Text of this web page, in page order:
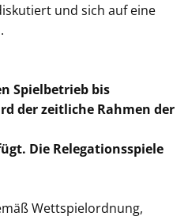
und sich auf eine
Spielbetrieb bis
der zeitliche Rahmen der
Die Relegationsspiele
Wettspielordnung,